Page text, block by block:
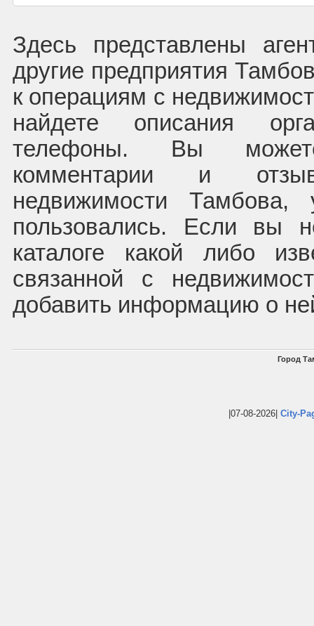
Здесь представлены
другие предприятия
к операциям с
найдете описания
телефоны. Вы
комментарии и
недвижимости Тамбова,
пользовались. Если вы
каталоге какой либо
связанной с
добавить информацию о
Город
|07-08-2026| City-